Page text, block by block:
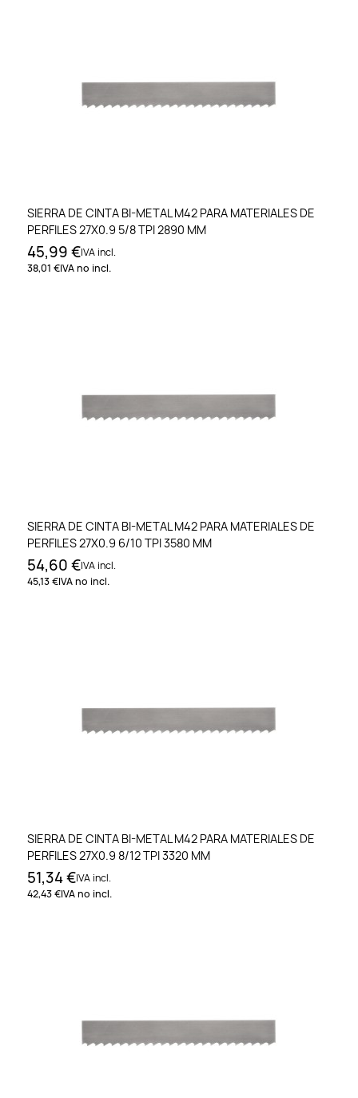
SIERRA DE CINTA BI-METAL M42 PARA MATERIALES DE
PERFILES 27X0.9 5/8 TPI 2890 MM
45,99 €IVA incl.
38,01 €IVA no incl.
SIERRA DE CINTA BI-METAL M42 PARA MATERIALES DE
PERFILES 27X0.9 6/10 TPI 3580 MM
54,60 €IVA incl.
45,13 €IVA no incl.
SIERRA DE CINTA BI-METAL M42 PARA MATERIALES DE
PERFILES 27X0.9 8/12 TPI 3320 MM
51,34 €IVA incl.
42,43 €IVA no incl.